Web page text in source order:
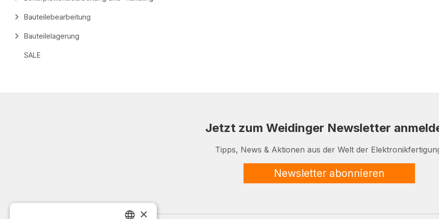
Bauteilebearbeitung
Bauteilelagerung
SALE
Jetzt zum Weidinger Newsletter
Tipps, News & Aktionen aus der Welt der
Newsletter abonnieren
×